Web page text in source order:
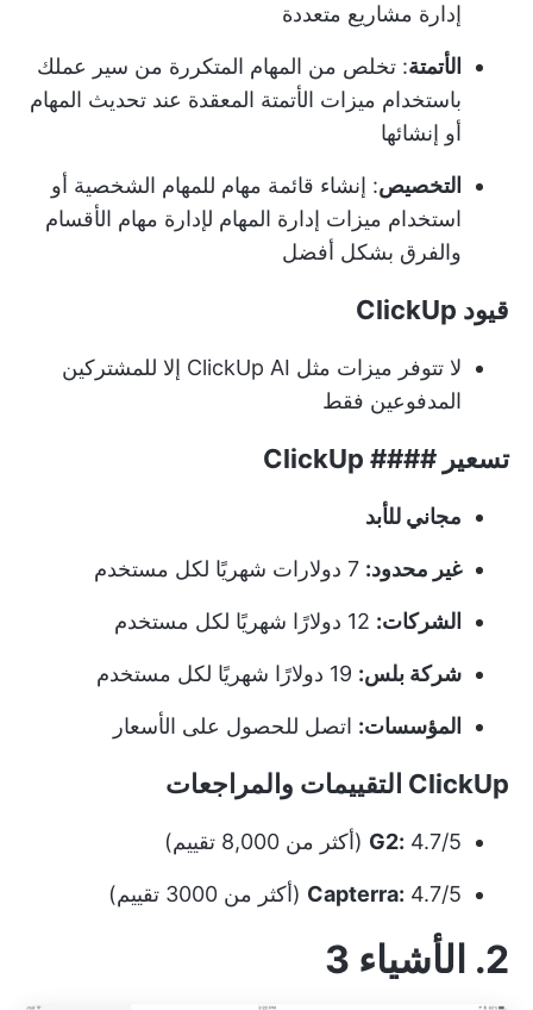
إدارة مشاريع متعددة
الأتمتة: تخلص من المهام المتكررة من سير عملك
باستخدام ميزات الأتمتة المعقدة عند تحديث المهام
أو إنشائها
التخصيص: إنشاء قائمة مهام للمهام الشخصية أو
استخدام ميزات إدارة المهام لإدارة مهام الأقسام
والفرق بشكل أفضل
قيود ClickUp
لا تتوفر ميزات مثل ClickUp AI إلا للمشتركين
المدفوعين فقط
تسعير #### ClickUp
مجاني للأبد
غير محدود:
الشركات:
شركة بلس:
المؤسسات: اتصل للحصول على الأسعار
ClickUp التقييمات والمراجعات
G2: 4.7/5 (أكثر من 8,000 تقييم)
Capterra: 4.7/5 (أكثر من 3000 تقييم)
2. الأشياء 3